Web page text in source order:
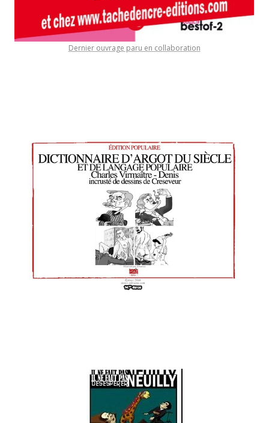
Dernier ouvrage paru en collaboration